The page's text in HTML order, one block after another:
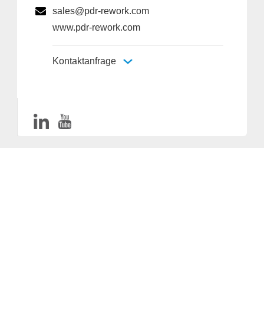
sales@pdr-rework.com
www.pdr-rework.com
Kontaktanfrage